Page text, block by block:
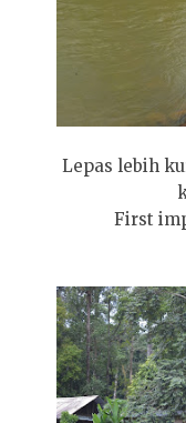
Lepas lebih
First